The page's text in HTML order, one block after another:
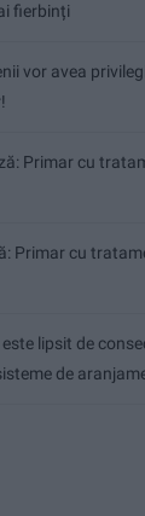
fierbinți
vor avea
Primar cu
Primar cu
este lipsit de
de